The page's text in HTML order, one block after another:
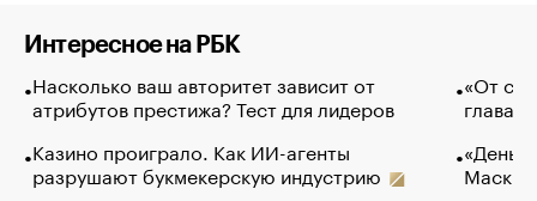
Интересное на РБК
Насколько ваш авторитет зависит от
атрибутов престижа? Тест для лидеров
Казино проиграло. Как ИИ-агенты
разрушают букмекерскую индустрию
«От
глава
Маск в